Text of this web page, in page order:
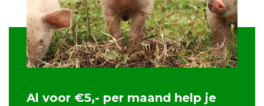
Al voor €5,- per maand help je